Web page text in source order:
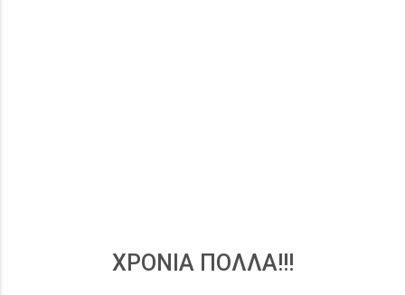
ΧΡΟΝΙΑ ΠΟΛΛΑ!!!